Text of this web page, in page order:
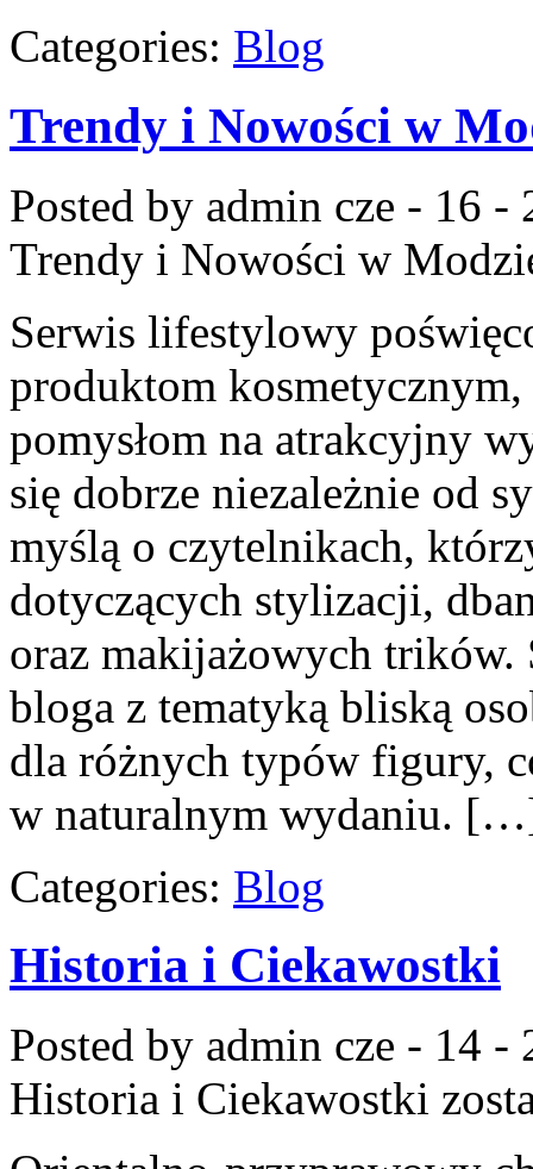
Categories: Blog
Trendy i Nowości w
Posted by admin cze - 16 -
Trendy i Nowości w
Serwis lifestylowy
produktom
pomysłom na atrakcyjny
się dobrze niezależnie od
myślą o czytelnikach,
dotyczących stylizacji,
oraz makijażowych trików.
bloga z tematyką bliską
dla różnych typów figury,
w naturalnym wydaniu.
Categories: Blog
Historia i Ciekawostki
Posted by admin cze - 14 -
Historia i Ciekawostki